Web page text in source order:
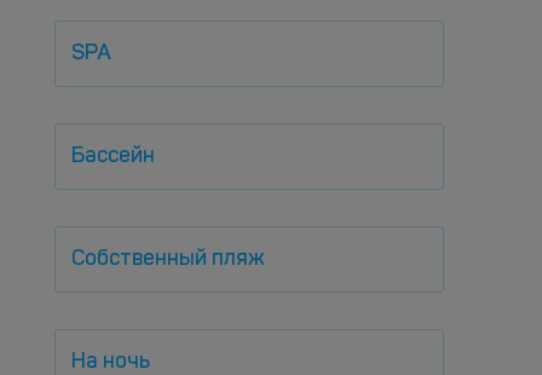
SPA
Бассейн
Собственный пляж
На ночь